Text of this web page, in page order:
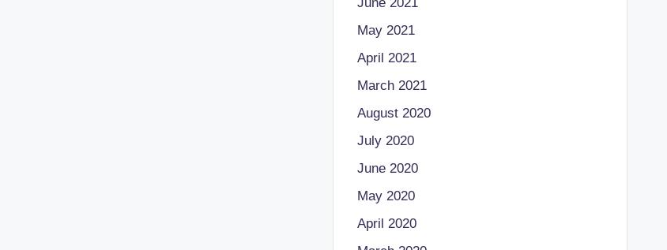
May 2021
April 2021
March 2021
August 2020
July 2020
June 2020
May 2020
April 2020